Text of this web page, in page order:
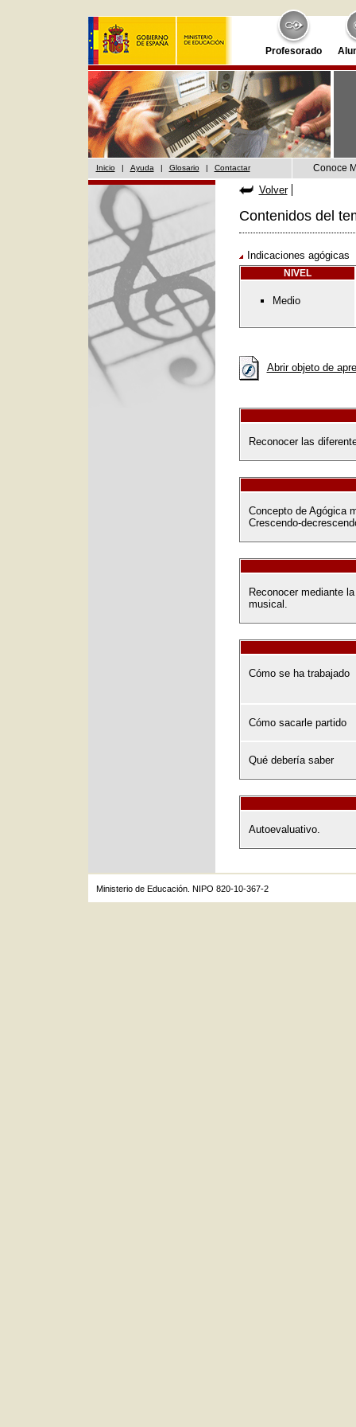
Profesorado
Inicio | Ayuda | Glosario | Contactar Conoce
Volver
Contenidos del
Indicaciones agógicas
NIVEL
Medio
Abrir objeto de
Reconocer las
Concepto de Agógica
Crescendo-
Reconocer mediante
musical.
Cómo se ha trabajado
Cómo sacarle partido
Qué debería saber
Autoevaluativo.
Ministerio de Educación. NIPO 820-10-367-2